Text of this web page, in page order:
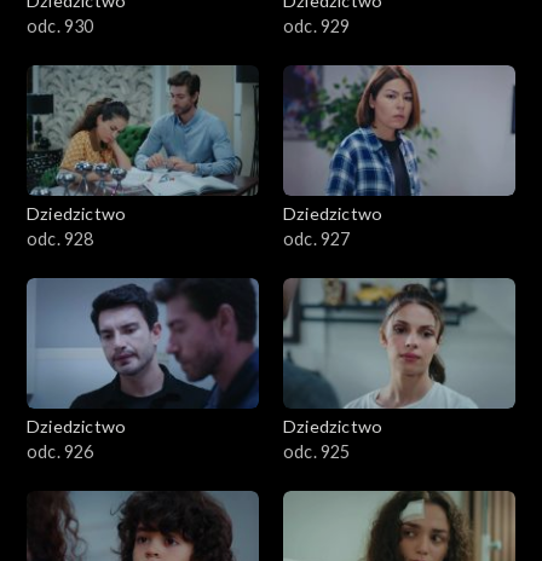
odc. 930
odc. 929
Dziedzictwo
odc. 928
Dziedzictwo
odc. 927
Dziedzictwo
odc. 926
Dziedzictwo
odc. 925